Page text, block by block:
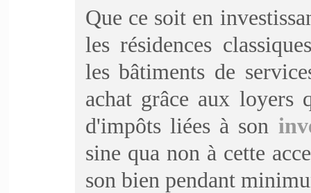
Que ce soit en
les résidences
les bâtiments de
achat grâce aux loyers
d'impôts liées à son
sine qua non à cette
son bien pendant